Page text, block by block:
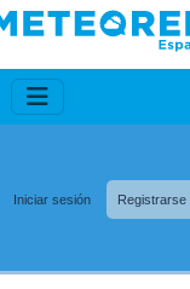
Iniciar sesión Registrarse